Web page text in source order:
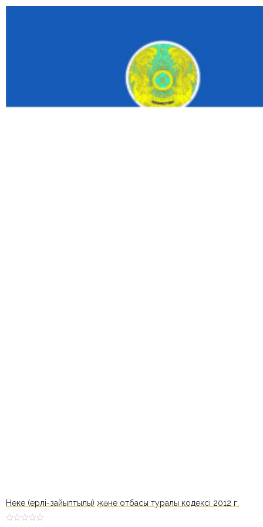
Неке (ерлі-зайыптылық) және отбасы туралы кодексі 2012 г.